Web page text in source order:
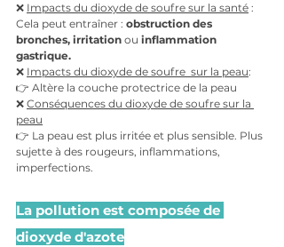
❌ Impacts du dioxyde de soufre sur la santé :
Cela peut entraîner : obstruction des
bronches, irritation ou inflammation
gastrique.
❌ Impacts du dioxyde de soufre  sur la peau:
👉 Altère la couche protectrice de la peau
❌ Conséquences du dioxyde de soufre sur la
peau
👉 La peau est plus irritée et plus sensible. Plus
sujette à des rougeurs, inflammations,
imperfections.
La pollution est composée de
dioxyde d'azote